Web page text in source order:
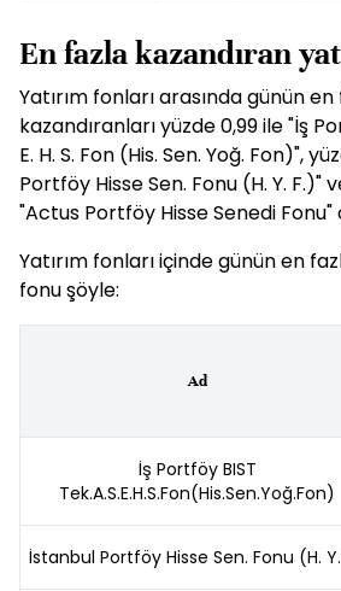
En fazla kazandıran
Yatırım fonları arasında günün
kazandıranları yüzde 0,99 ile "İş
E. H. S. Fon (His. Sen. Yoğ. Fon)",
Portföy Hisse Sen. Fonu (H. Y. F.)"
"Actus Portföy Hisse Senedi Fonu"
Yatırım fonları içinde günün en
fonu şöyle:
Ad
İş Portföy BIST
Tek.A.S.E.H.S.Fon(His.Sen.Yoğ.Fon)
İstanbul Portföy Hisse Sen. Fonu (H.